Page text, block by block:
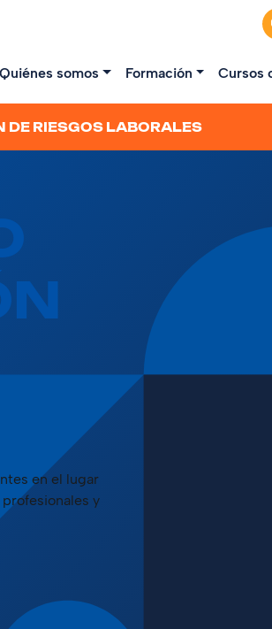
Quiénes somos Formación Cursos
DE RIESGOS LABORALES
en el lugar
y